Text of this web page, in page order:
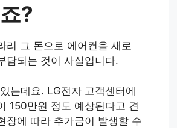
?
리 그 돈으로 에어컨을 새로
담되는 것이 사실입니다.
는데요. LG전자 고객센터에
150만원 정도 예상된다고 견
장에 따라 추가금이 발생할 수